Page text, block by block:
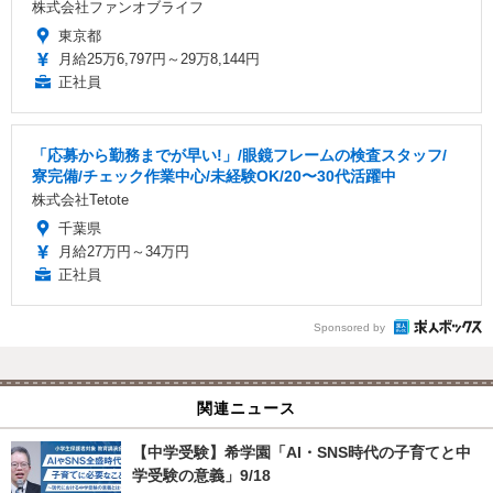
株式会社ファンオブライフ
東京都
月給25万6,797円～29万8,144円
正社員
「応募から勤務までが早い!」/眼鏡フレームの検査スタッフ/
寮完備/チェック作業中心/未経験OK/20〜30代活躍中
株式会社Tetote
千葉県
月給27万円～34万円
正社員
Sponsored by
関連ニュース
【中学受験】希学園「AI・SNS時代の子育てと中
学受験の意義」9/18